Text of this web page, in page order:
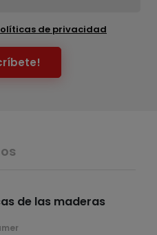
de privacidad
de las maderas